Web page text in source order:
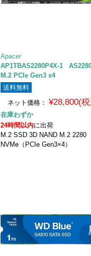
Apacer
AP1TBAS2280P4X-1
M.2 PCIe Gen3 x4
送料無料
ネット価格： ¥28,800(
在庫わずか
24時間以内に出荷
M.2 SSD 3D NAND M.2 2280
NVMe（PCIe Gen3×4）